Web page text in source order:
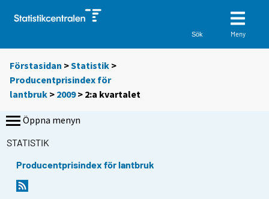
Sök Meny
Förstasidan >Statistik >
Producentprisindex för
lantbruk > 2009> 2:a kvartalet
Öppna menyn
STATISTIK
Producentprisindex för lantbruk